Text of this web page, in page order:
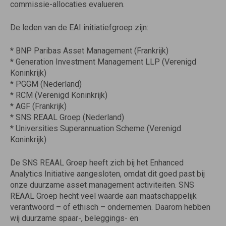
commissie-allocaties evalueren.
De leden van de EAI initiatiefgroep zijn:
* BNP Paribas Asset Management (Frankrijk)
* Generation Investment Management LLP (Verenigd
Koninkrijk)
* PGGM (Nederland)
* RCM (Verenigd Koninkrijk)
* AGF (Frankrijk)
* SNS REAAL Groep (Nederland)
* Universities Superannuation Scheme (Verenigd
Koninkrijk)
De SNS REAAL Groep heeft zich bij het Enhanced
Analytics Initiative aangesloten, omdat dit goed past bij
onze duurzame asset management activiteiten. SNS
REAAL Groep hecht veel waarde aan maatschappelijk
verantwoord – of ethisch – ondernemen. Daarom hebben
wij duurzame spaar-, beleggings- en